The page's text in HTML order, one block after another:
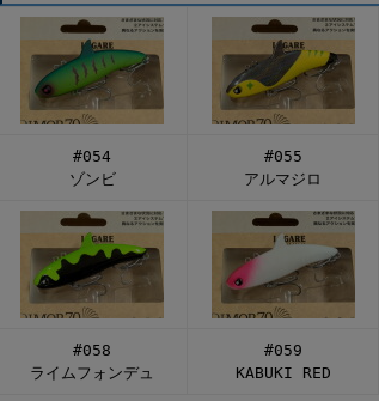
#054
ゾンビ
#055
アルマジロ
#058
ライムフォンデュ
#059
KABUKI RED